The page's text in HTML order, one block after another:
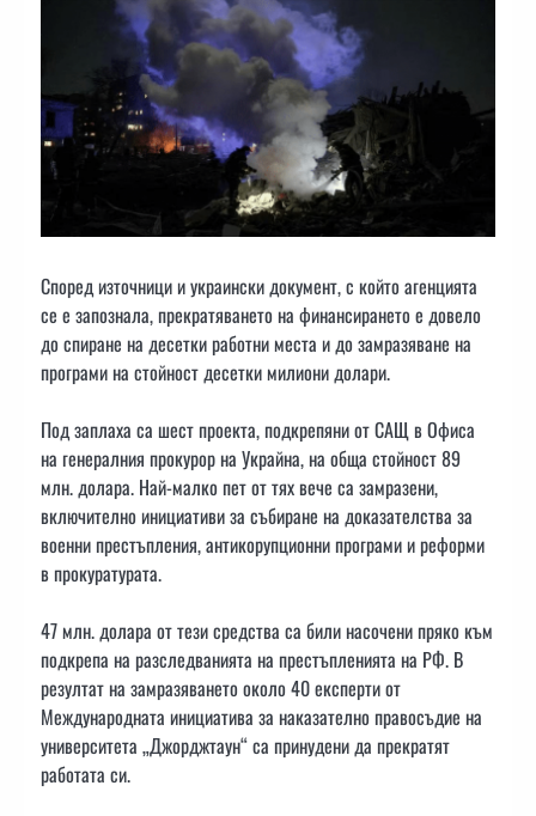
Според източници и украински документ, с който агенцията
се е запознала, прекратяването на финансирането е довело
до спиране на десетки работни места и до замразяване на
програми на стойност десетки милиони долари.
Под заплаха са шест проекта, подкрепяни от САЩ в Офиса
на генералния прокурор на Украйна, на обща стойност 89
млн. долара. Най-малко пет от тях вече са замразени,
включително инициативи за събиране на доказателства за
военни престъпления, антикорупционни програми и реформи
в прокуратурата.
47 млн. долара от тези средства са били насочени пряко към
подкрепа на разследванията на престъпленията на РФ. В
резултат на замразяването около 40 експерти от
Международната инициатива за наказателно правосъдие на
университета „Джорджтаун“ са принудени да прекратят
работата си.